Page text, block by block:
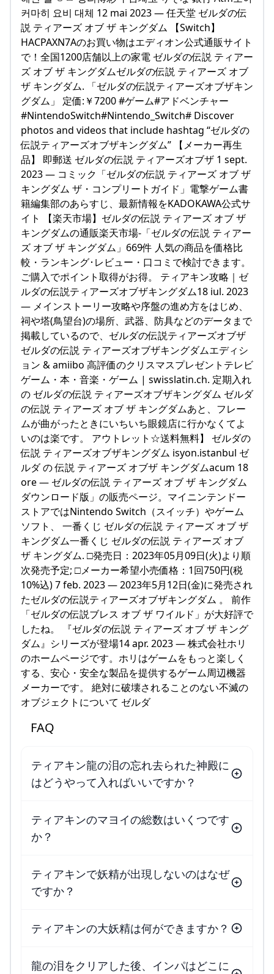
커마히 요비 대체 12 mai 2023 — 任天堂 ゼルダの伝
説 ティアーズ オブ ザ キングダム 【Switch】
HACPAXN7Aのお買い物はエディオン公式通販サイト
で！全国1200店舗以上の家電 ゼルダの伝説 ティアー
ズ オブ ザ キングダムゼルダの伝説 ティアーズ オブ
ザ キングダム. 「ゼルダの伝説ティアーズオブザキン
グダム」 定価:￥7200 #ゲーム#アドベンチャー
#NintendoSwitch#Nintendo_Switch# Discover
photos and videos that include hashtag “ゼルダの
伝説ティアーズオブザキングダム” 【メーカー再生
品】 即郵送 ゼルダの伝説 ティアーズオブザ 1 sept.
2023 — コミック「ゼルダの伝説 ティアーズ オブ ザ
キングダム ザ・コンプリートガイド」電撃ゲーム書
籍編集部のあらすじ、最新情報をKADOKAWA公式サ
イト 【楽天市場】ゼルダの伝説 ティアーズ オブ ザ
キングダムの通販楽天市場-「ゼルダの伝説 ティアー
ズ オブ ザ キングダム」669件 人気の商品を価格比
較・ランキング･レビュー・口コミで検討できます。
ご購入でポイント取得がお得。 ティアキン攻略｜ゼ
ルダの伝説ティアーズオブザキングダム18 iul. 2023
— メインストーリー攻略や序盤の進め方をはじめ、
祠や塔(鳥望台)の場所、武器、防具などのデータまで
掲載しているので、ゼルダの伝説ティアーズオブザ
ゼルダの伝説 ティアーズオブザキングダムエディシ
ョン & amiibo 高評価のクリスマスプレゼントテレビ
ゲーム・本・音楽・ゲーム | swisslatin.ch. 定期入れ
の ゼルダの伝説 ティアーズオブザキングダム ゼルダ
の伝説 ティアーズ オブ ザ キングダムあと、フレー
ムが曲がったときにいちいち眼鏡店に行かなくてよ
いのは楽です。 アウトレット☆送料無料】 ゼルダの
伝説 ティアーズオブザキングダム isyon.istanbul ゼ
ルダ の 伝説 ティアーズ オブザ キングダムacum 18
ore — ゼルダの伝説 ティアーズ オブ ザ キングダム
ダウンロード版」の販売ページ。マイニンテンドー
ストアではNintendo Switch（スイッチ）やゲーム
ソフト、 一番くじ ゼルダの伝説 ティアーズ オブ ザ
キングダム一番くじ ゼルダの伝説 ティアーズ オブ
ザ キングダム. □発売日：2023年05月09日(火)より順
次発売予定; □メーカー希望小売価格：1回750円(税
10%込) 7 feb. 2023 — 2023年5月12日(金)に発売され
たゼルダの伝説ティアーズオブザキングダム 。 前作
「ゼルダの伝説ブレス オブ ザ ワイルド」が大好評で
したね。 『ゼルダの伝説 ティアーズ オブ ザ キング
ダム』シリーズが登場14 apr. 2023 — 株式会社ホリ
のホームページです。ホリはゲームをもっと楽しく
する、安心・安全な製品を提供するゲーム周辺機器
メーカーです。 絶対に破壊されることのない不滅の
オブジェクトについて ゼルダ
FAQ
ティアキン龍の泪の忘れ去られた神殿に
はどうやって入ればいいですか？
ティアキンのマヨイの総数はいくつです
か？
ティアキンで妖精が出現しないのはなぜ
ですか？
ティアキンの大妖精は何ができますか？
龍の泪をクリアした後、インパはどこに